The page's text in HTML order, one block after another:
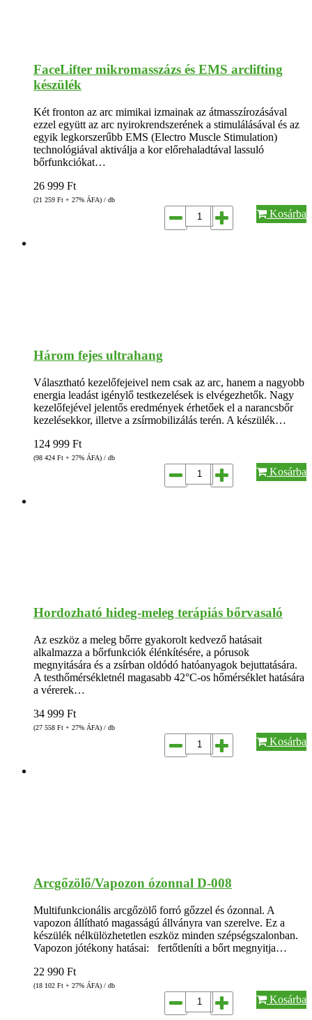
FaceLifter mikromasszázs és EMS arclifting
készülék
Két fronton az arc mimikai izmainak az átmasszírozásával
ezzel együtt az arc nyirokrendszerének a stimulálásával és az
egyik legkorszerűbb EMS (Electro Muscle Stimulation)
technológiával aktiválja a kor előrehaladtával lassuló
bőrfunkciókat…
26 999 Ft
(21 259 Ft + 27% ÁFA) / db
Kosárba
Három fejes ultrahang
Választható kezelőfejeivel nem csak az arc, hanem a nagyobb
energia leadást igénylő testkezelések is elvégezhetők. Nagy
kezelőfejével jelentős eredmények érhetőek el a narancsbőr
kezelésekkor, illetve a zsírmobilizálás terén. A készülék…
124 999 Ft
(98 424 Ft + 27% ÁFA) / db
Kosárba
Hordozható hideg-meleg terápiás bőrvasaló
Az eszköz a meleg bőrre gyakorolt kedvező hatásait
alkalmazza a bőrfunkciók élénkítésére, a pórusok
megnyitására és a zsírban oldódó hatóanyagok bejuttatására.
A testhőmérsékletnél magasabb 42°C-os hőmérséklet hatására
a vérerek…
34 999 Ft
(27 558 Ft + 27% ÁFA) / db
Kosárba
Arcgőzölő/Vapozon ózonnal D-008
Multifunkcionális arcgőzölő forró gőzzel és ózonnal. A
vapozon állítható magasságú állványra van szerelve. Ez a
készülék nélkülözhetetlen eszköz minden szépségszalonban.
Vapozon jótékony hatásai: fertőtleníti a bőrt megnyitja…
22 990 Ft
(18 102 Ft + 27% ÁFA) / db
Kosárba